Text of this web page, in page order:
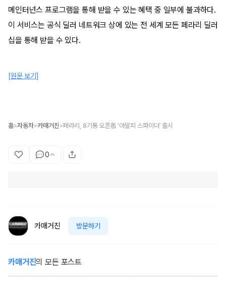
메인터넌스 프로그램을 통해 받을 수 있는 혜택 중 일부에 불과하다.
이 서비스는 공식 딜러 네트워크 상에 있는 전 세계 모든 페라리 딜러
십을 통해 받을 수 있다.
[원문 보기]
홈>자동차>카매거진 >페라리, 8기통 오픈톱 ‘아말피 스파이더’ 출시
0
카매거진 방문하기
카매거진의 모든 포스트